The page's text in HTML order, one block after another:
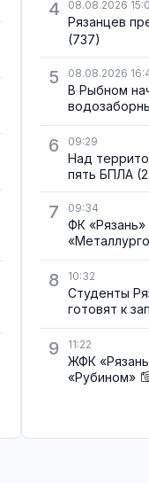
4 08.08.2026
Рязанцев
(737)
5 08.08.2026
В Рыбном
6 09:29
Над
пять БПЛА
7 09:34
ФК
8 10:32
Студенты
готовят к
9 11:22
ЖФК
«Рубином»